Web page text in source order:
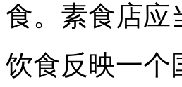
食。素食店应
饮食反映一个